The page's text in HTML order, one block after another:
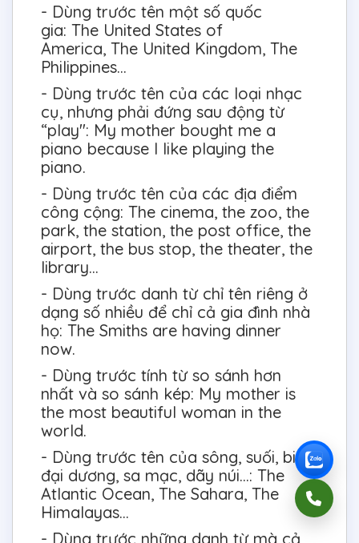
- Dùng trước tên một số quốc
gia: The United States of
America, The United Kingdom, The
Philippines...
- Dùng trước tên của các loại nhạc
cụ, nhưng phải đứng sau động từ
“play": My mother bought me a
piano because I like playing the
piano.
- Dùng trước tên của các địa điểm
công cộng: The cinema, the zoo, the
park, the station, the post office, the
airport, the bus stop, the theater, the
library...
- Dùng trước danh từ chỉ tên riêng ở
dạng số nhiều để chỉ cả gia đình nhà
họ: The Smiths are having dinner
now.
- Dùng trước tính từ so sánh hơn
nhất và so sánh kép: My mother is
the most beautiful woman in the
world.
- Dùng trước tên của sông, suối, biển,
đại dương, sa mạc, dãy núi...: The
Atlantic Ocean, The Sahara, The
Himalayas...
- Dùng trước những danh từ mà cả